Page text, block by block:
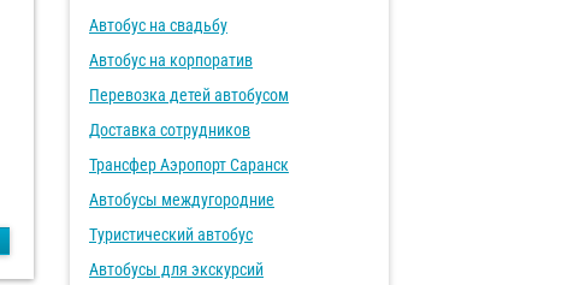
Автобус на свадьбу
Автобус на корпоратив
Перевозка детей автобусом
Доставка сотрудников
Трансфер Аэропорт Саранск
Автобусы междугородние
Туристический автобус
Автобусы для экскурсий